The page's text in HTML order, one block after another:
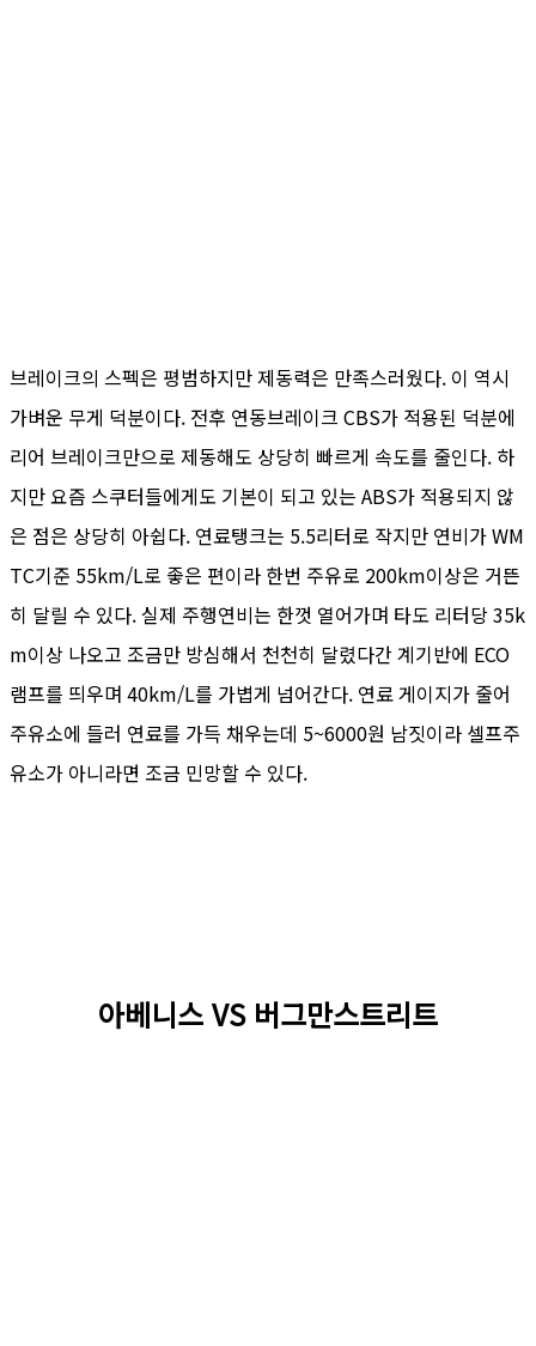
브레이크의 스펙은 평범하지만 제동력은 만족스러웠다. 이 역시
가벼운 무게 덕분이다. 전후 연동브레이크 CBS가 적용된 덕분에
리어 브레이크만으로 제동해도 상당히 빠르게 속도를 줄인다. 하
지만 요즘 스쿠터들에게도 기본이 되고 있는 ABS가 적용되지 않
은 점은 상당히 아쉽다. 연료탱크는 5.5리터로 작지만 연비가 WM
TC기준 55km/L로 좋은 편이라 한번 주유로 200km이상은 거뜬
히 달릴 수 있다. 실제 주행연비는 한껏 열어가며 타도 리터당 35k
m이상 나오고 조금만 방심해서 천천히 달렸다간 계기반에 ECO
램프를 띄우며 40km/L를 가볍게 넘어간다. 연료 게이지가 줄어
주유소에 들러 연료를 가득 채우는데 5~6000원 남짓이라 셀프주
유소가 아니라면 조금 민망할 수 있다.
아베니스 VS 버그만스트리트